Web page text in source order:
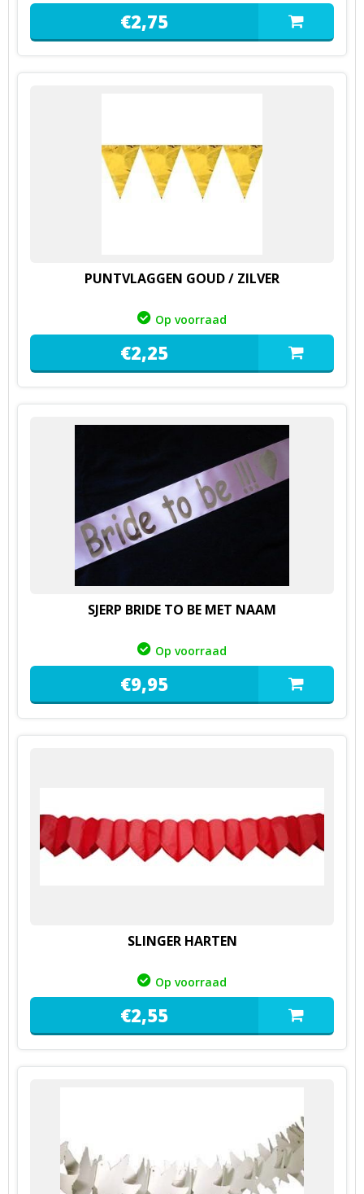
€2,75
PUNTVLAGGEN GOUD / ZILVER
Op voorraad
€2,25
SJERP BRIDE TO BE MET NAAM
Op voorraad
€9,95
SLINGER HARTEN
Op voorraad
€2,55